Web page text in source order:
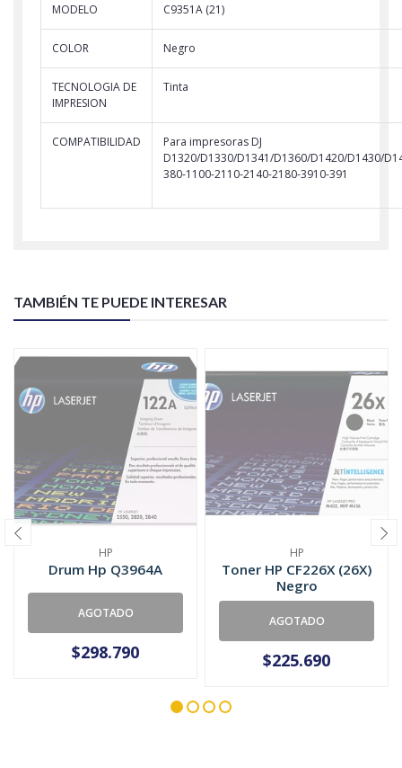
MODELO C9351A (21)
COLOR Negro
TECNOLOGIA DE
IMPRESION
Tinta
COMPATIBILIDAD
Para impresoras DJ
D1320/D1330/D1341/D1360/D1420/D1430/
380-1100-2110-2140-2180-3910-391
TAMBIÉN TE PUEDE INTERESAR
HP
Drum Hp Q3964A
AGOTADO
$298.790
HP
Toner HP CF226X (26X)
Negro
AGOTADO
$225.690